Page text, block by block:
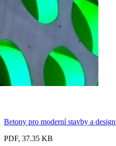
Betony pro moderní stavby a design
PDF, 37.35 KB